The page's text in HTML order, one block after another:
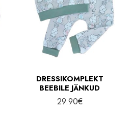
DRESSIKOMPLEKT
BEEBILE JÄNKUD
29.90€